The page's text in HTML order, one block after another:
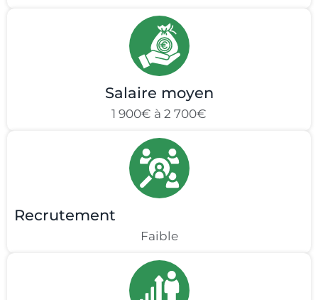
Salaire moyen
1 900€ à 2 700€
Recrutement
Faible